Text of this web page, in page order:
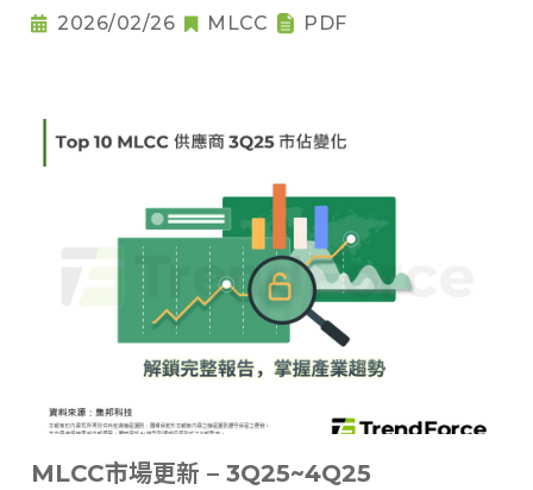
2026/02/26 MLCC PDF
MLCC市場更新 – 3Q25~4Q25